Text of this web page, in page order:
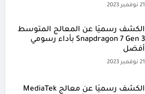
21 نوفمبر 2023
الكشف رسميًا عن المعالج المتوسط
Snapdragon 7 Gen 3 بأداء رسومي
أفضل
21 نوفمبر 2023
الكشف رسميًا عن معالج MediaTek